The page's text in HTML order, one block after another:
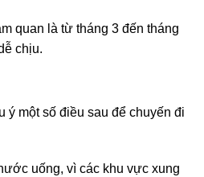
quan là từ tháng 3 đến tháng
chịu.
ý một số điều sau để chuyến đi
uống, vì các khu vực xung